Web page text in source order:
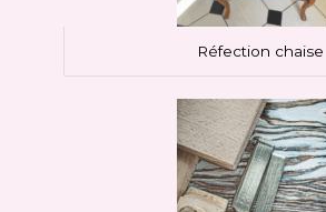
Réfection chaise